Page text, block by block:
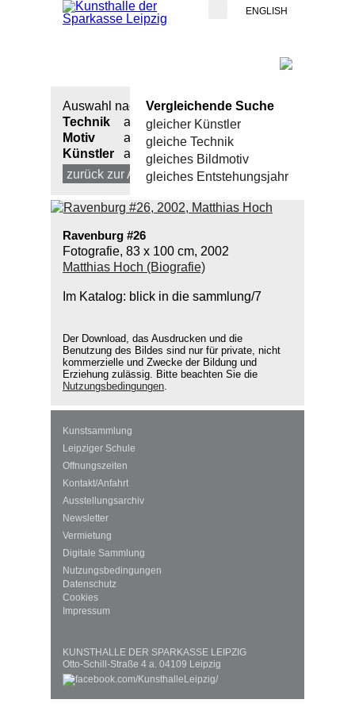
ENGLISH
Auswahl nach:
Technik
alle
Motiv
alle
Künstler
alle
zurück zur Auswahl
neue Suche
Vergleichende Suche
gleicher Künstler
gleiche Technik
gleiches Bildmotiv
gleiches Entstehungsjahr
Ravenburg #26
Fotografie, 83 x 100 cm, 2002
Matthias Hoch (Biografie)
Im Katalog: blick in die sammlung/7
Der Download, das Ausdrucken und die
Benutzung des Bildes sind nur für private, nicht
kommerzielle und Zwecke der Bildung und
Erziehung zulässig. Bitte beachten Sie die
Nutzungsbedingungen.
Kunstsammlung
Leipziger Schule
Öffnungszeiten
Kontakt/Anfahrt
Ausstellungsarchiv
Newsletter
Vermietung
Digitale Sammlung
Nutzungsbedingungen
Datenschutz
Cookies
Impressum
KUNSTHALLE DER SPARKASSE LEIPZIG
Otto-Schill-Straße 4 a. 04109 Leipzig